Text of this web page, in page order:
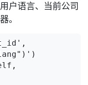
户语言、当前公司
。